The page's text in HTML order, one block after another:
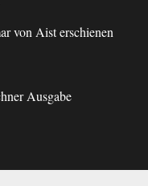
von Aist erschienen
Ausgabe